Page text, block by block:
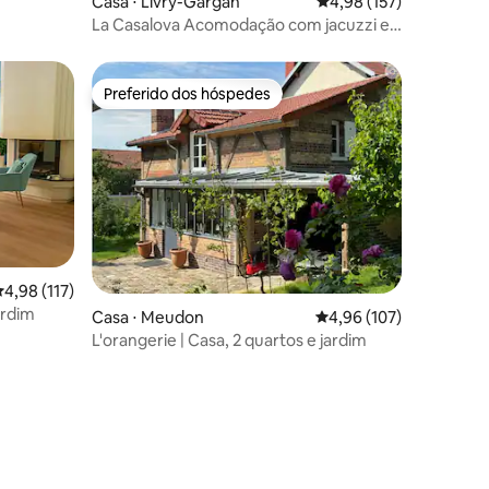
La Casalova Acomodação com jacuzzi e
de uma avaliação média de 5, 117 avaliações
4,98 (117)
Preferido dos hóspedes
Preferido dos hóspedes
Casa ⋅ Meudon 4,96 de uma avaliação
4,96 (107)
L'orangerie | Casa, 2 quartos e jardim